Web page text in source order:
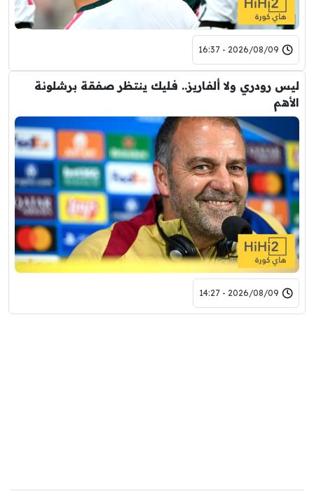
2026/08/09 - 16:37
ليس رودري ولا ألفاريز.. فليك ينتظر صفقة برشلونة
الأهم
2026/08/09 - 14:27